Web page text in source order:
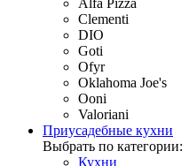
Clementi
DIO
Goti
Ofyr
Oklahoma Joe's
Ooni
Valoriani
Приусадебные кухни
Выбрать по категории:
Кухни